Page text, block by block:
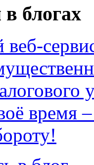
блогах
веб-
время